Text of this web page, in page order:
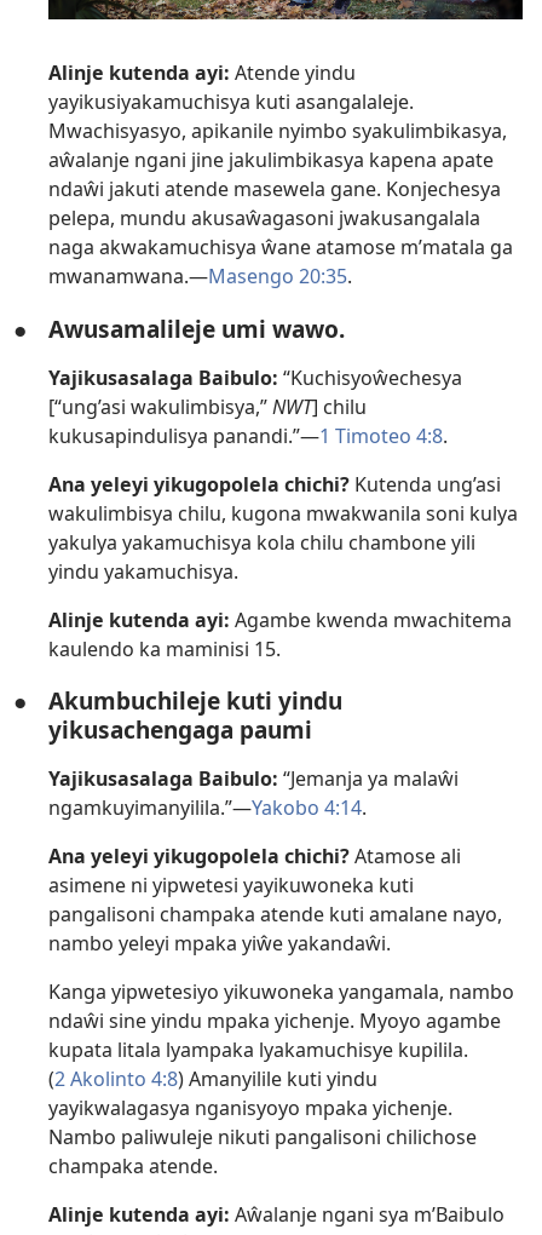
Alinje kutenda ayi: Atende yindu
yayikusiyakamuchisya kuti asangalaleje.
Mwachisyasyo, apikanile nyimbo syakulimbikasya,
aŵalanje ngani jine jakulimbikasya kapena apate
ndaŵi jakuti atende masewela gane. Konjechesya
pelepa, mundu akusaŵagasoni jwakusangalala
naga akwakamuchisya ŵane atamose m’matala ga
mwanamwana.—Masengo 20:35.
● Awusamalileje umi wawo.
Yajikusasalaga Baibulo: “Kuchisyoŵechesya
[“ung’asi wakulimbisya,”NWT] chilu
kukusapindulisya panandi.”—1 Timoteo 4:8.
Ana yeleyi yikugopolela chichi? Kutenda ung’asi
wakulimbisya chilu, kugona mwakwanila soni kulya
yakulya yakamuchisya kola chilu chambone yili
yindu yakamuchisya.
Alinje kutenda ayi: Agambe kwenda mwachitema
kaulendo ka maminisi 15.
●
Akumbuchileje kuti yindu
yikusachengaga paumi
Yajikusasalaga Baibulo: “Jemanja ya malaŵi
ngamkuyimanyilila.”—Yakobo 4:14.
Ana yeleyi yikugopolela chichi?Atamose ali
asimene ni yipwetesi yayikuwoneka kuti
pangalisoni champaka atende kuti amalane nayo,
nambo yeleyi mpaka yiŵe yakandaŵi.
Kanga yipwetesiyo yikuwoneka yangamala, nambo
ndaŵi sine yindu mpaka yichenje. Myoyo agambe
kupata litala lyampaka lyakamuchisye kupilila.
(2 Akolinto 4:8) Amanyilile kuti yindu
yayikwalagasya nganisyoyo mpaka yichenje.
Nambo paliwuleje nikuti pangalisoni chilichose
champaka atende.
Alinje kutenda ayi: Aŵalanje ngani sya m’Baibulo